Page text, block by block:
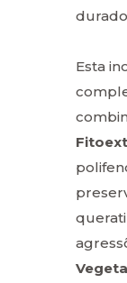
Esta